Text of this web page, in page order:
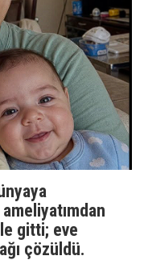
gitti; eve
çözüldü.